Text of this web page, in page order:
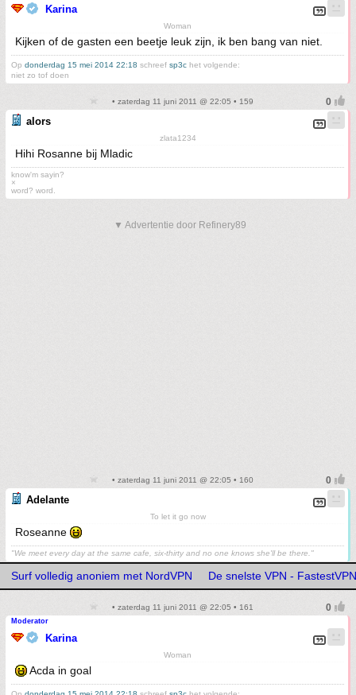
Karina
Woman
Kijken of de gasten een beetje leuk zijn, ik ben bang van niet.
Op donderdag 15 mei 2014 22:18 schreef sp3c het volgende:
niet zo tof doen
• zaterdag 11 juni 2011 @ 22:05 • 159
alors
zlata1234
Hihi Rosanne bij Mladic
know'm sayin?
×
word? word.
▼ Advertentie door Refinery89
• zaterdag 11 juni 2011 @ 22:05 • 160
Adelante
To let it go now
Roseanne
"We meet every day at the same cafe, six-thirty and no one knows she'll be there."
Surf volledig anoniem met NordVPN De snelste VPN - FastestVPN
• zaterdag 11 juni 2011 @ 22:05 • 161
Moderator
Karina
Woman
Acda in goal